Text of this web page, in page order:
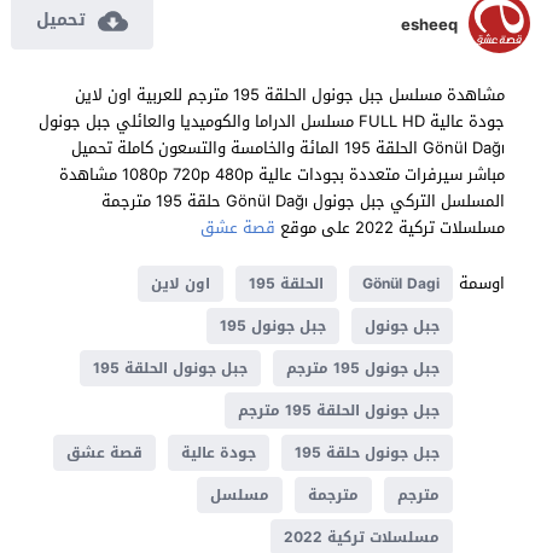
esheeq تحميل
مشاهدة مسلسل جبل جونول الحلقة 195 مترجم للعربية اون لاين
جودة عالية FULL HD مسلسل الدراما والكوميديا والعائلي جبل جونول
Gönül Dağı الحلقة 195 المائة والخامسة والتسعون كاملة تحميل
مباشر سيرفرات متعددة بجودات عالية 1080p 720p 480p مشاهدة
المسلسل التركي جبل جونول Gönül Dağı حلقة 195 مترجمة
مسلسلات تركية 2022 على موقع
قصة عشق
اوسمة
Gönül Dagi الحلقة 195
اون لاين
جبل جونول
جبل جونول 195
جبل جونول 195 مترجم
جبل جونول الحلقة 195
جبل جونول الحلقة 195 مترجم
جبل جونول حلقة 195
جودة عالية
قصة عشق
مترجم
مترجمة
مسلسل
مسلسلات تركية 2022